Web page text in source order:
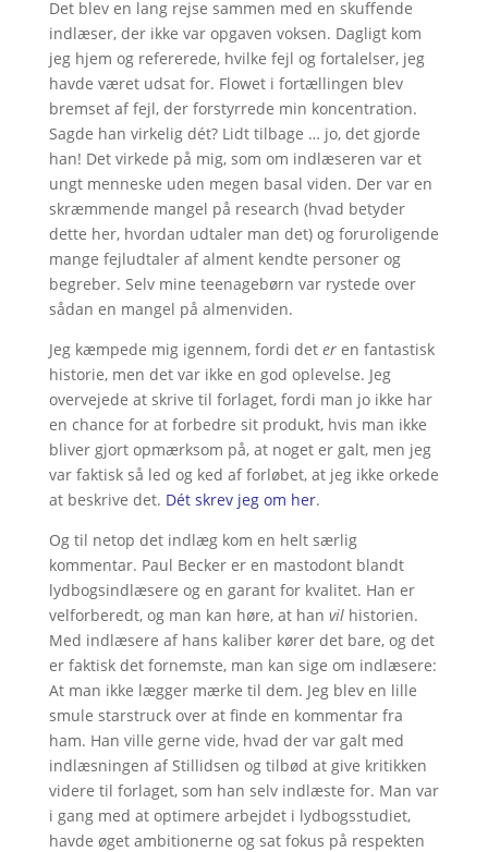
Det blev en lang rejse sammen med en skuffende
indlæser, der ikke var opgaven voksen. Dagligt kom
jeg hjem og refererede, hvilke fejl og fortalelser, jeg
havde været udsat for. Flowet i fortællingen blev
bremset af fejl, der forstyrrede min koncentration.
Sagde han virkelig dét? Lidt tilbage … jo, det gjorde
han! Det virkede på mig, som om indlæseren var et
ungt menneske uden megen basal viden. Der var en
skræmmende mangel på research (hvad betyder
dette her, hvordan udtaler man det) og foruroligende
mange fejludtaler af alment kendte personer og
begreber. Selv mine teenagebørn var rystede over
sådan en mangel på almenviden.
Jeg kæmpede mig igennem, fordi det eren fantastisk
historie, men det var ikke en god oplevelse. Jeg
overvejede at skrive til forlaget, fordi man jo ikke har
en chance for at forbedre sit produkt, hvis man ikke
bliver gjort opmærksom på, at noget er galt, men jeg
var faktisk så led og ked af forløbet, at jeg ikke orkede
at beskrive det. Dét skrev jeg om her.
Og til netop det indlæg kom en helt særlig
kommentar. Paul Becker er en mastodont blandt
lydbogsindlæsere og en garant for kvalitet. Han er
velforberedt, og man kan høre, at han vilhistorien.
Med indlæsere af hans kaliber kører det bare, og det
er faktisk det fornemste, man kan sige om indlæsere:
At man ikke lægger mærke til dem. Jeg blev en lille
smule starstruck over at finde en kommentar fra
ham. Han ville gerne vide, hvad der var galt med
indlæsningen af Stillidsen og tilbød at give kritikken
videre til forlaget, som han selv indlæste for. Man var
i gang med at optimere arbejdet i lydbogsstudiet,
havde øget ambitionerne og sat fokus på respekten